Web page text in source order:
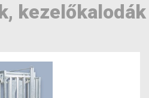
kezelőkalodák